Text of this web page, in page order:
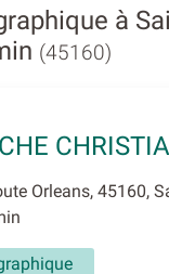
à
(45160)
Orleans, 45160,